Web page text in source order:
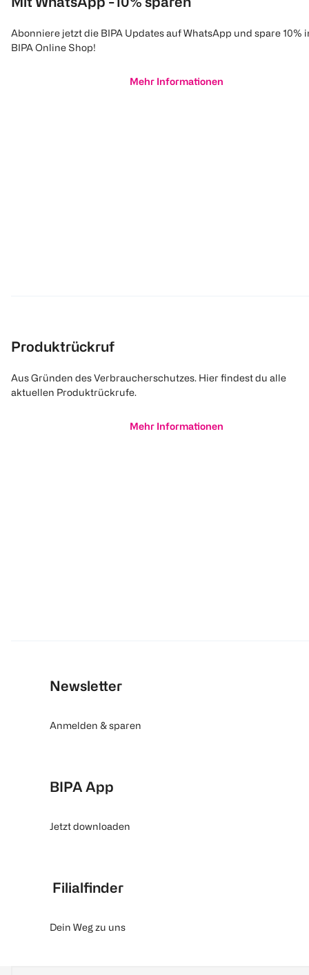
Abonniere jetzt die BIPA Updates auf WhatsApp und spare 10%
BIPA Online Shop!
Mehr Informationen
Produktrückruf
Aus Gründen des Verbraucherschutzes. Hier findest du alle
aktuellen Produktrückrufe.
Mehr Informationen
Newsletter
Anmelden & sparen
BIPA App
Jetzt downloaden
Filialfinder
Dein Weg zu uns